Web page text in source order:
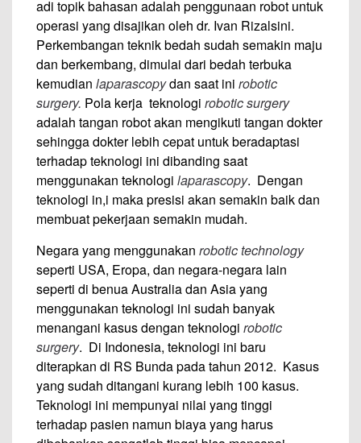
adi topik bahasan adalah penggunaan robot untuk
operasi yang disajikan oleh dr. Ivan Rizalsini.
Perkembangan teknik bedah sudah semakin maju
dan berkembang, dimulai dari bedah terbuka
kemudian laparascopydan saat ini robotic
surgery. Pola kerja teknologi robotic surgery
adalah tangan robot akan mengikuti tangan dokter
sehingga dokter lebih cepat untuk beradaptasi
terhadap teknologi ini dibanding saat
menggunakan teknologi laparascopy. Dengan
teknologi in,i maka presisi akan semakin baik dan
membuat pekerjaan semakin mudah.
Negara yang menggunakan robotic technology
seperti USA, Eropa, dan negara-negara lain
seperti di benua Australia dan Asia yang
menggunakan teknologi ini sudah banyak
menangani kasus dengan teknologi robotic
surgery. Di Indonesia, teknologi ini baru
diterapkan di RS Bunda pada tahun 2012. Kasus
yang sudah ditangani kurang lebih 100 kasus.
Teknologi ini mempunyai nilai yang tinggi
terhadap pasien namun biaya yang harus